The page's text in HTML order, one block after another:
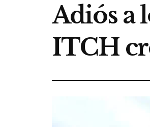
Adiós a
ITCH